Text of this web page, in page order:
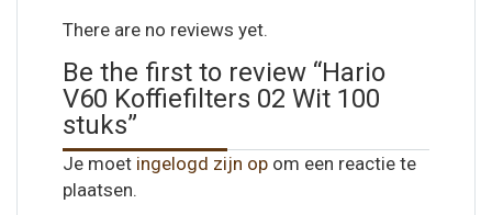
There are no reviews yet.
Be the first to review “Hario
V60 Koffiefilters 02 Wit 100
stuks”
Je moet ingelogd zijn op om een reactie te
plaatsen.